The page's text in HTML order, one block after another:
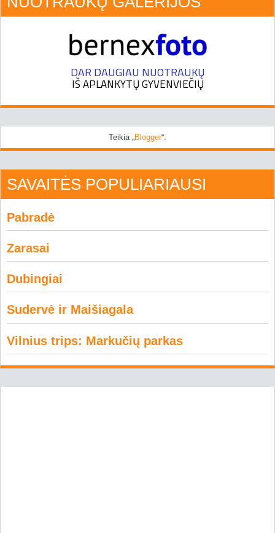
Teikia „ Blogger“.
SAVAITĖS POPULIARIAUSI
Pabradė
Zarasai
Dubingiai
Sudervė ir Maišiagala
Vilnius trips: Markučių parkas